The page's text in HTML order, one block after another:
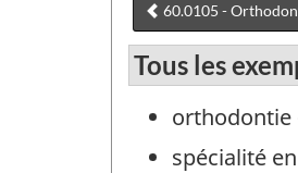
60.0105 -
Tous les
orthodontie
spécialité